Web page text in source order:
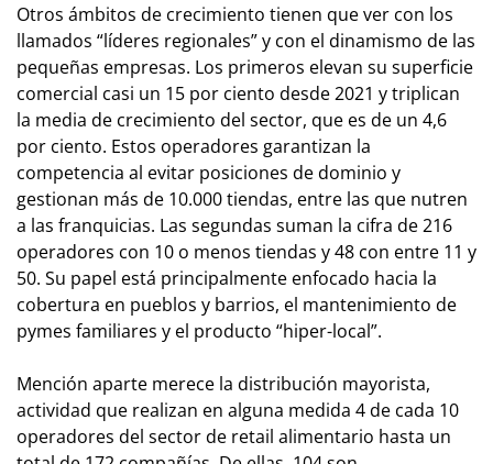
Otros ámbitos de crecimiento tienen que ver con los
llamados “líderes regionales” y con el dinamismo de las
pequeñas empresas. Los primeros elevan su superficie
comercial casi un 15 por ciento desde 2021 y triplican
la media de crecimiento del sector, que es de un 4,6
por ciento. Estos operadores garantizan la
competencia al evitar posiciones de dominio y
gestionan más de 10.000 tiendas, entre las que nutren
a las franquicias. Las segundas suman la cifra de 216
operadores con 10 o menos tiendas y 48 con entre 11 y
50. Su papel está principalmente enfocado hacia la
cobertura en pueblos y barrios, el mantenimiento de
pymes familiares y el producto “hiper-local”.
Mención aparte merece la distribución mayorista,
actividad que realizan en alguna medida 4 de cada 10
operadores del sector de retail alimentario hasta un